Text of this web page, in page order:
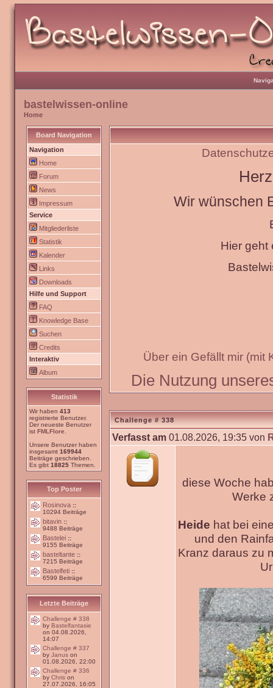
bastelwissen-online
Home
Board Navigation
Navigation
Home
Forum
News
Impressum
Service
Mitgliederliste
Statistik
Kalender
Links
Downloads
Hilfe und Support
FAQ
Knowledge Base
Suchen
Credits
Interaktiv
Album
Statistik
Wir haben 413
registrierte Benutzer.
Der neueste Benutzer
ist FMLFlore
Unsere Benutzer haben
insgesamt 169944
Beiträge geschrieben.
Es gibt 18825 Themen.
Top Poster
Rosinova ::
10294 Beiträge
bitavin ::
9488 Beiträge
Bastelei ::
9155 Beiträge
basteltante ::
7215 Beiträge
Bastelfeti ::
6599 Beiträge
Letzte Beiträge
Challenge # 338
by Bastelfantasie
on 04.08.2026,
14:07
Challenge # 337
by Janus on
01.08.2026, 22:00
Challenge # 336
by Chris on
27.07.2026, 16:05
Wir wünschen
Hier geht
Über ein Gefällt mir (mit
Die Nutzung
Challenge # 338
Verfasst am 01.08.2026, 19:35 von
diese Woche
Werke
Heide hat bei
und den
Kranz daraus zu